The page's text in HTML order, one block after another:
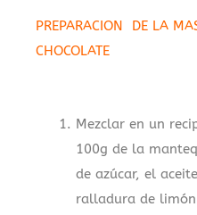
PREPARACION DE LA
CHOCOLATE
Mezclar en un
100g de la
de azúcar, el
ralladura de